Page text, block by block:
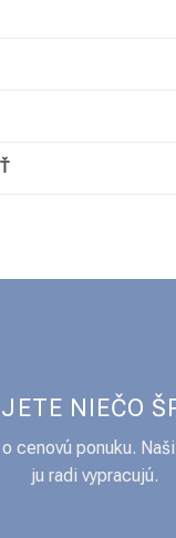
NIEČO
cenovú ponuku.
ju radi vypracujú.